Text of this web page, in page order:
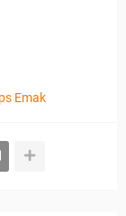
Emak